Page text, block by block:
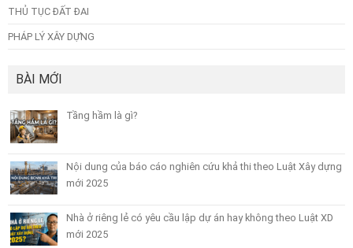
THỦ TỤC ĐẤT ĐAI
PHÁP LÝ XÂY DỰNG
BÀI MỚI
Tầng hầm là gì?
Nội dung của báo cáo nghiên cứu khả thi theo Luật Xây dựng
mới 2025
Nhà ở riêng lẻ có yêu cầu lập dự án hay không theo Luật XD
mới 2025